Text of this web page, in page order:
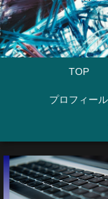
TOP
プロフィール